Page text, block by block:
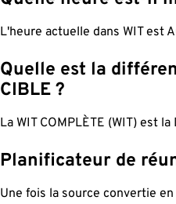
L'heure actuelle dans WIT est
Quelle est la
CIBLE ?
La WIT COMPLÈTE (WIT) est
Planificateur de
Une fois la source convertie